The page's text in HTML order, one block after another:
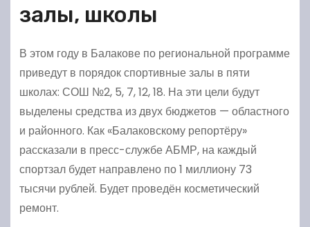
залы, школы
В этом году в Балакове по региональной программе
приведут в порядок спортивные залы в пяти
школах: СОШ №2, 5, 7, 12, 18. На эти цели будут
выделены средства из двух бюджетов — областного
и районного. Как «Балаковскому репортёру»
рассказали в пресс-службе АБМР, на каждый
спортзал будет направлено по 1 миллиону 73
тысячи рублей. Будет проведён косметический
ремонт.